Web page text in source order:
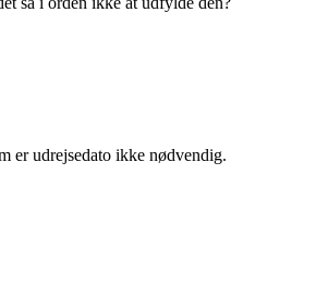
er udrejsedato ikke nødvendig.